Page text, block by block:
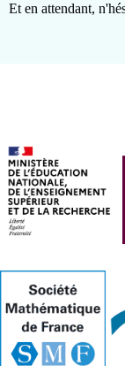
Et en attendant,